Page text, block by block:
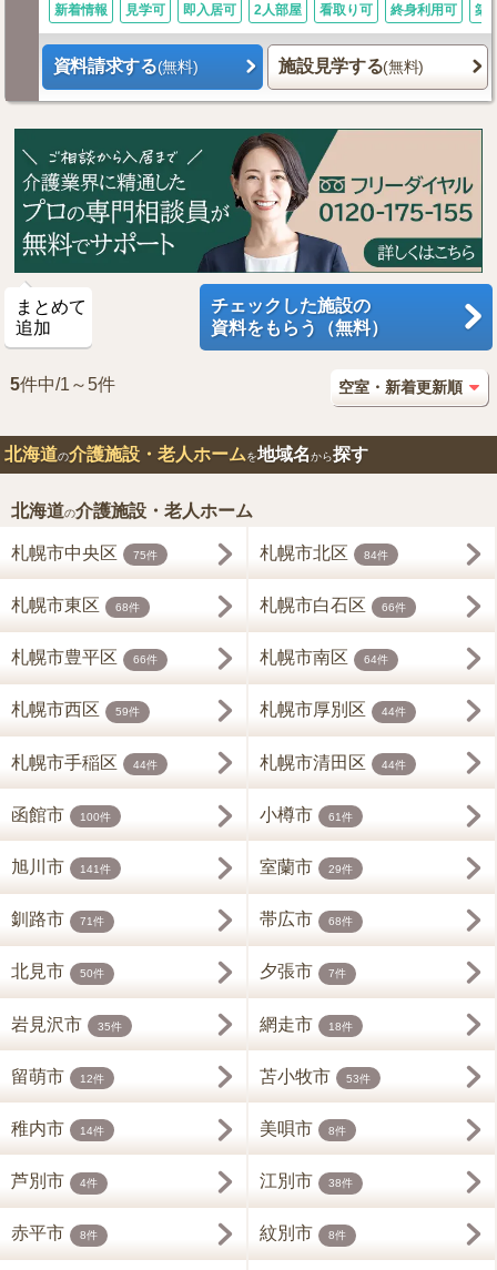
新着情報 見学可 即入居可 2人部屋 看取り可 終身利用可 築
資料請求する(無料) 施設見学する(無料)
まとめて
追加
チェックした施設の
資料をもらう（無料）
5件中/1～5件
北海道の介護施設・老人ホームを地域名から探す
北海道の介護施設・老人ホーム
札幌市中央区 75件 札幌市北区 84件
札幌市東区 68件 札幌市白石区 66件
札幌市豊平区 66件 札幌市南区 64件
札幌市西区 59件 札幌市厚別区 44件
札幌市手稲区 44件 札幌市清田区 44件
函館市 100件 小樽市 61件
旭川市 141件 室蘭市 29件
釧路市 71件 帯広市 68件
北見市 50件 夕張市 7件
岩見沢市 35件 網走市 18件
留萌市 12件 苫小牧市 53件
稚内市 14件 美唄市 8件
芦別市 4件 江別市 38件
赤平市 8件 紋別市 8件